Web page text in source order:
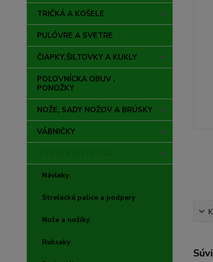
TRIČKÁ A KOŠELE
PULÓVRE A SVETRE
ČIAPKY,ŠILTOVKY A KUKLY
POĽOVNÍCKA OBUV ,
PONOŽKY
NOŽE, SADY NOŽOV A BRÚSKY
VÁBNIČKY
Návleky
Strelecké palice a podpery
Nože a nožíky
Ruksaky